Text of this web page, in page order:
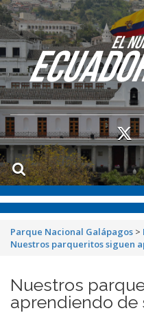
Parque Nacional Galápagos >
Nuestros parqueritos siguen
Nuestros
aprendiendo de